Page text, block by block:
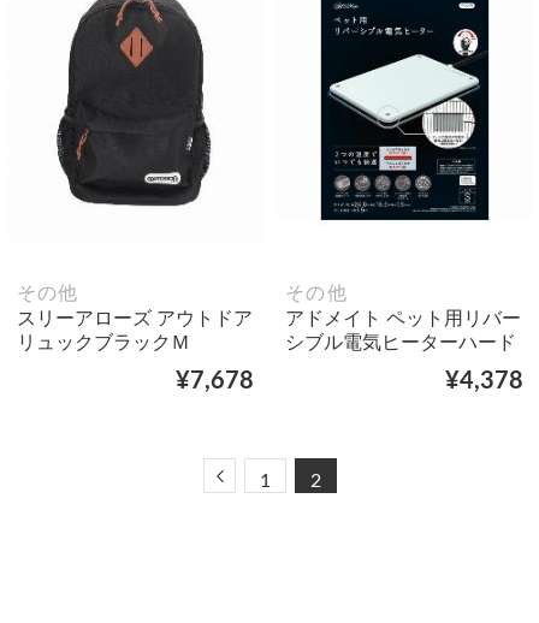
その他
スリーアローズ アウトドア
リュックブラックＭ
¥7,678
その他
アドメイト ペット用リバー
シブル電気ヒーターハード
¥4,378
Previous
1 2